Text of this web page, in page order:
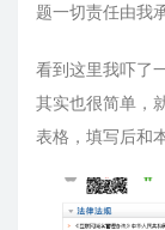
题一切责任由我
看到这里我吓了
其实也很简单，
表格，填写后和